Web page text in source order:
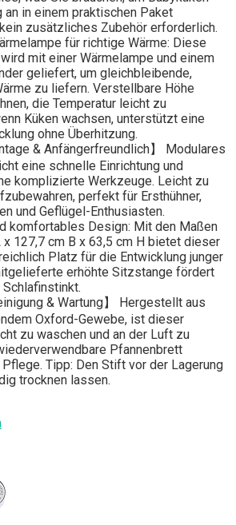
an in einem praktischen Paket
zusätzliches Zubehör erforderlich.
für richtige Wärme: Diese
mit einer Wärmelampe und einem
geliefert, um gleichbleibende,
zu liefern. Verstellbare Höhe
die Temperatur leicht zu
Küken wachsen, unterstützt eine
ohne Überhitzung.
& Anfängerfreundlich】 Modulares
eine schnelle Einrichtung und
komplizierte Werkzeuge. Leicht zu
perfekt für Ersthühner,
und Geflügel-Enthusiasten.
komfortables Design: Mit den Maßen
x 127,7 cm B x 63,5 cm H bietet dieser
Platz für die Entwicklung junger
erhöhte Sitzstange fördert
& Wartung】 Hergestellt aus
Oxford-Gewebe, ist dieser
zu waschen und an der Luft zu
Pfannenbrett
Tipp: Den Stift vor der Lagerung
trocknen lassen.